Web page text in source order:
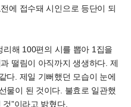
에 접수돼 시인으로 등단이 되
리해 100편의 시를 뽑아 1집을
떨림이 아직까지 생생하다. 제
다. 제일 기뻐했던 모습이 눈에
물이 된 것이다. 불효로 일관했
”이라고 밝혔다.